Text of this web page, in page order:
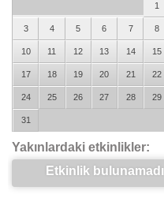
1
3 4 5 6 7 8
10 11 12 13 14 15
17 18 19 20 21 22
24 25 26 27 28 29
31
Yakınlardaki etkinlikler:
Etkinlik bulunamadı